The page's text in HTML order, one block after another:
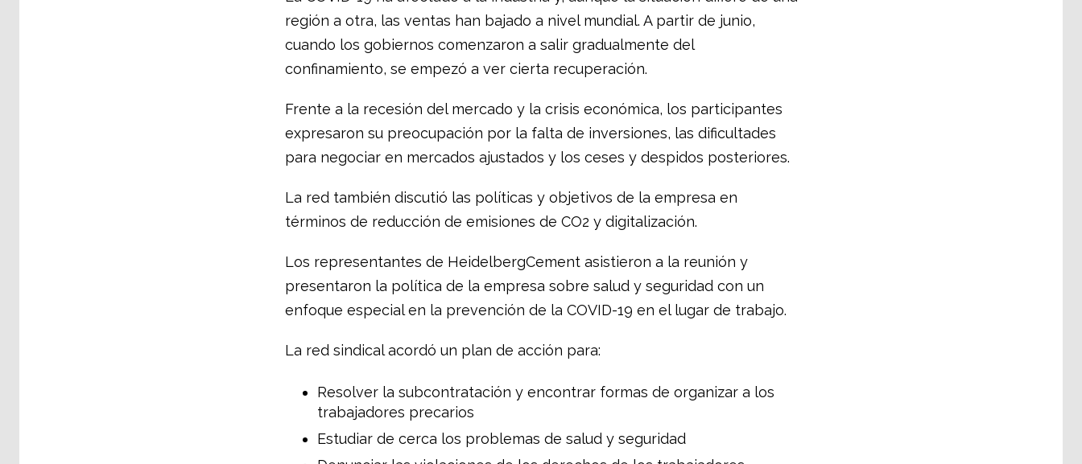
región a otra, las ventas han bajado a nivel mundial. A partir de junio,
cuando los gobiernos comenzaron a salir gradualmente del
confinamiento, se empezó a ver cierta recuperación.
Frente a la recesión del mercado y la crisis económica, los participantes
expresaron su preocupación por la falta de inversiones, las dificultades
para negociar en mercados ajustados y los ceses y despidos posteriores.
La red también discutió las políticas y objetivos de la empresa en
términos de reducción de emisiones de CO2 y digitalización.
Los representantes de HeidelbergCement asistieron a la reunión y
presentaron la política de la empresa sobre salud y seguridad con un
enfoque especial en la prevención de la COVID-19 en el lugar de trabajo.
La red sindical acordó un plan de acción para:
Resolver la subcontratación y encontrar formas de organizar a los
trabajadores precarios
Estudiar de cerca los problemas de salud y seguridad